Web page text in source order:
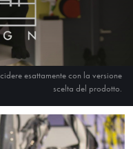
esattamente con la versione
scelta del prodotto.